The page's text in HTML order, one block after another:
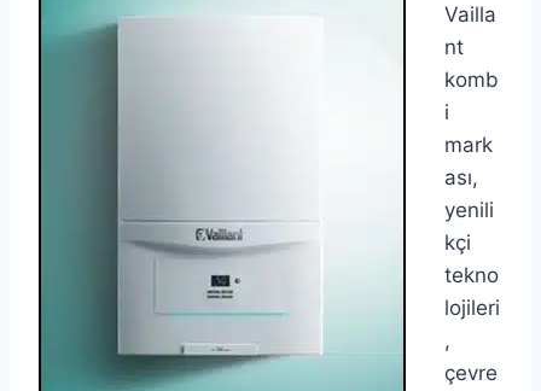
Vailla
nt
komb
i
mark
ası,
yenili
kçi
tekno
lojileri
,
çevre